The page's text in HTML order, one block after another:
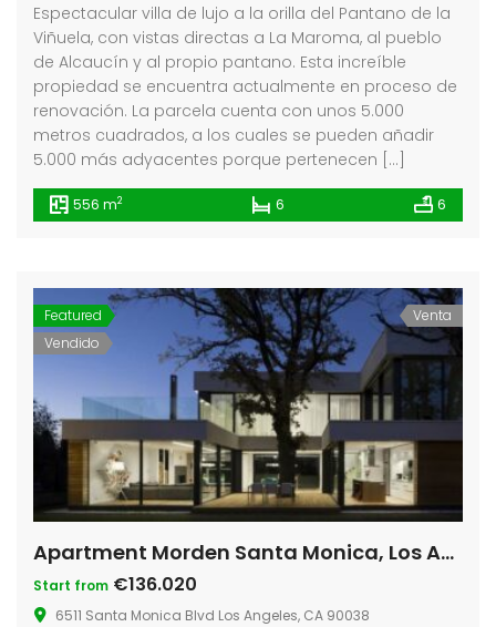
Espectacular villa de lujo a la orilla del Pantano de la
Viñuela, con vistas directas a La Maroma, al pueblo
de Alcaucín y al propio pantano. Esta increíble
propiedad se encuentra actualmente en proceso de
renovación. La parcela cuenta con unos 5.000
metros cuadrados, a los cuales se pueden añadir
5.000 más adyacentes porque pertenecen […]
556 m2 6 6
Featured
Vendido
Venta
Apartment Morden Santa Monica, Los Angeles
Start from €136.020
6511 Santa Monica Blvd Los Angeles, CA 90038
Maroma
-4.184377661723349
Single House Near, Los Angeles
€3 K/ Month
1911 Sunset Blvd Los Angeles, CA 90026